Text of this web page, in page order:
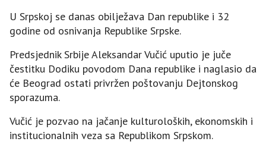
U Srpskoj se danas obilježava Dan republike i 32
godine od osnivanja Republike Srpske.
Predsjednik Srbije Aleksandar Vučić uputio je juče
čestitku Dodiku povodom Dana republike i naglasio da
će Beograd ostati privržen poštovanju Dejtonskog
sporazuma.
Vučić je pozvao na jačanje kulturoloških, ekonomskih i
institucionalnih veza sa Republikom Srpskom.